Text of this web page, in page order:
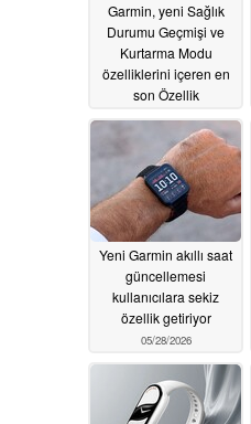
Garmin, yeni Sağlık
Durumu Geçmişi ve
Kurtarma Modu
özelliklerini içeren en
son Özellik
06/03/2026
Yeni Garmin akıllı saat
güncellemesi
kullanıcılara sekiz
özellik getiriyor
05/28/2026